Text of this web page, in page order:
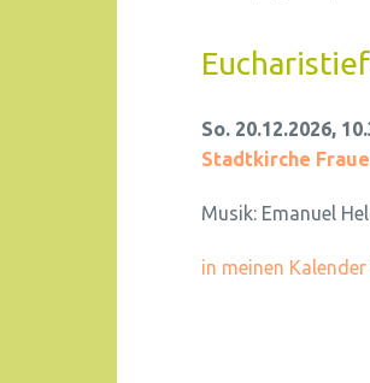
So. 20.12.2026,
Stadtkirche
Musik: Emanuel
in meinen